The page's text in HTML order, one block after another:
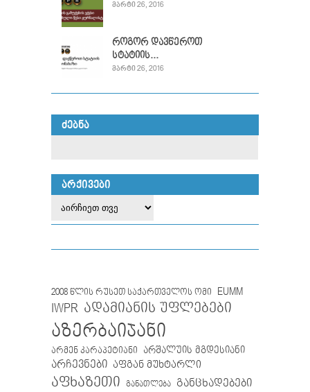
ᲛᲐᲠᲢᲘ 26, 2016
როგორ დავწეროთ
სტატიის...
ᲛᲐᲠᲢᲘ 26, 2016
ᲫᲔᲑᲜᲐ
ᲐᲠᲥᲘᲕᲔᲑᲘ
2008 წლის რუსეთ საქართველოს ომი EUMM
IWPR ადამიანის უფლებები
აზერბაიჯანი
არმენ კარაპეტიანი არშალუის მგდესიანი
არჩევნები აფგან მუხტარლი
აფხაზეთი განათლება განცხადებები